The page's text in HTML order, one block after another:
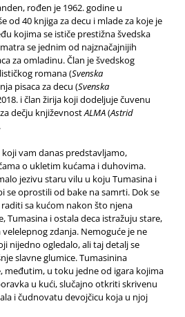
rođen je 1962. godine u
od 40 knjiga za decu i mlade za koje je
kojima se ističe prestižna švedska
se jednim od najznačajnijih
za omladinu. Član je švedskog
romana (Svenska
pisaca za decu (Svenska
i član žirija koji dodeljuje čuvenu
dečju književnostALMA(Astrid
koji vam danas predstavljamo,
o ukletim kućama i duhovima.
jezivu staru vilu u koju Tumasina i
se oprostili od bake na samrti. Dok se
sa kućom nakon što njena
Tumasina i ostala deca istražuju stare,
zdanja. Nemoguće je ne
nijedno ogledalo, ali taj detalj se
slavne glumice. Tumasinina
međutim, u toku jedne od igara kojima
u kući, slučajno otkriti skrivenu
i čudnovatu devojčicu koja u njoj